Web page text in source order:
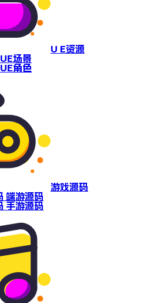
U E资源
UE场景
UE角色
游戏源码
端游源码
手游源码